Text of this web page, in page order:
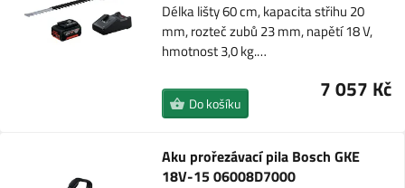
Délka lišty 60 cm, kapacita střihu 20
mm, rozteč zubů 23 mm, napětí 18 V,
hmotnost 3,0 kg.…
7 057 Kč
Do košíku
Aku prořezávací pila Bosch GKE
18V-15 06008D7000